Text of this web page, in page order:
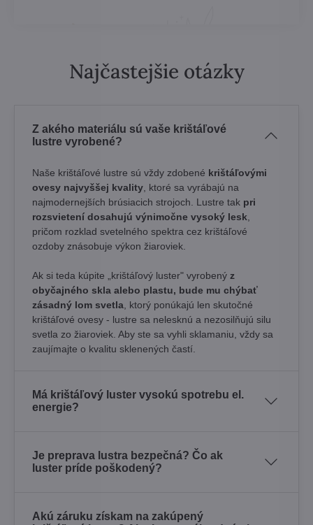
Najčastejšie otázky
Z akého materiálu sú vaše krištáľové
lustre vyrobené?
Naše krištáľové lustre sú vždy zdobené krištáľovými
ovesy najvyššej kvality , ktoré sa vyrábajú na
najmodernejších brúsiacich strojoch. Lustre tak pri
rozsvietení dosahujú výnimočne vysoký lesk
pričom rozklad svetelného spektra cez krištáľové
ozdoby znásobuje výkon žiaroviek.
Ak si teda kúpite „krištáľový luster" vyrobený z
obyčajného skla alebo plastu, bude mu chýbať
zásadný lom svetla , ktorý ponúkajú len skutočné
krištáľové ovesy - lustre sa nelesknú a nezosilňujú silu
svetla zo žiaroviek. Aby ste sa vyhli sklamaniu, vždy sa
zaujímajte o kvalitu sklenených častí.
Má krištáľový luster vysokú spotrebu el.
energie?
Je preprava lustra bezpečná? Čo ak
luster príde poškodený?
Akú záruku získam na zakúpený